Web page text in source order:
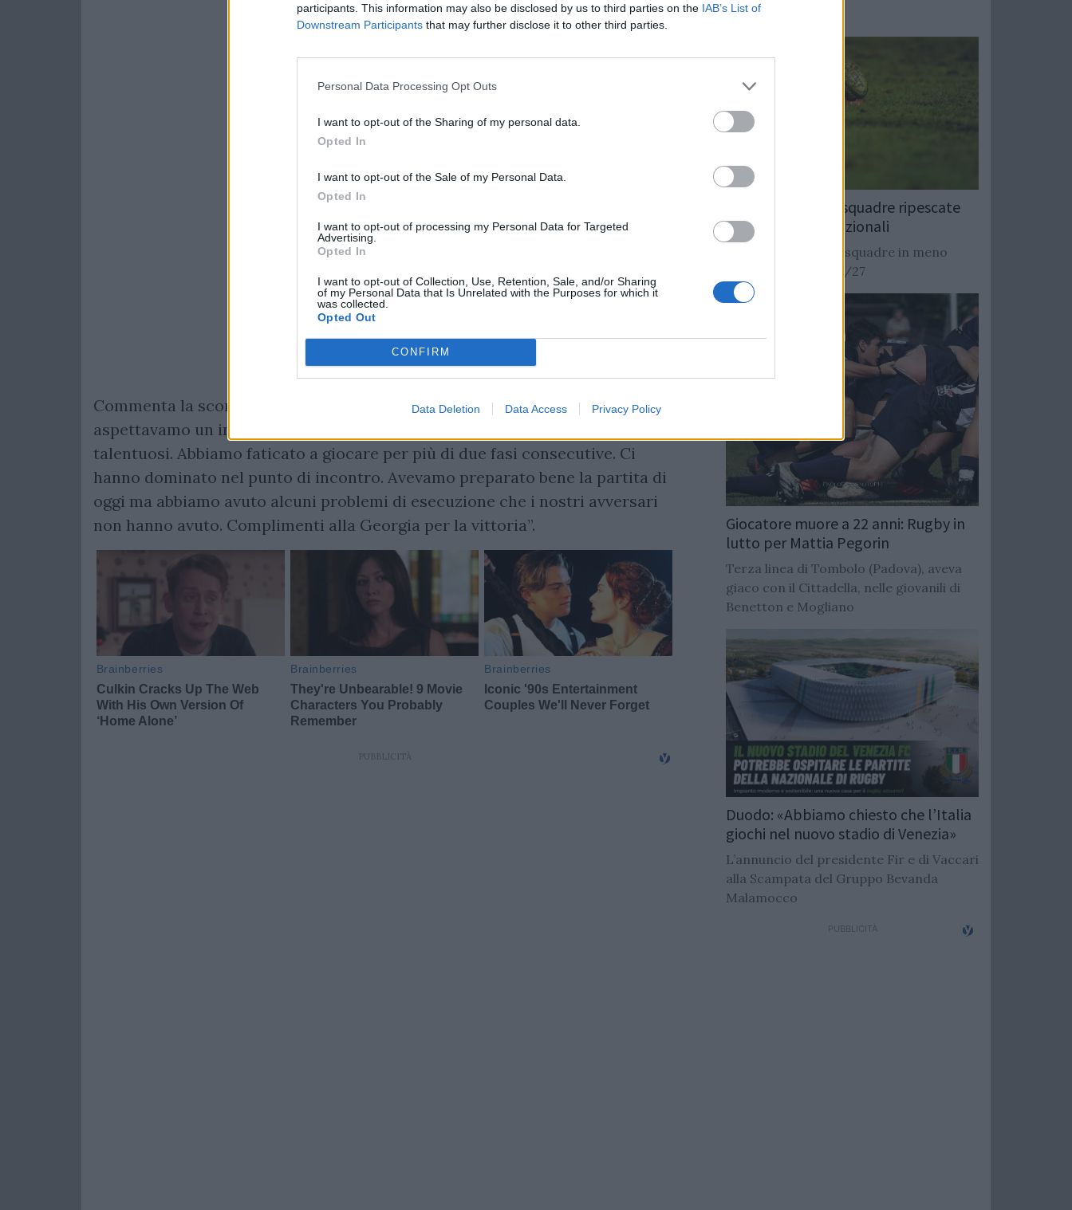
participants. This information may also be disclosed by us to third parties on the IAB’s List of
Downstream Participants that may further disclose it to other third parties.
Personal Data Processing Opt Outs
I want to opt-out of the Sharing of my personal data.
Opted In
I want to opt-out of the Sale of my Personal Data.
Opted In
I want to opt-out of processing my Personal Data for Targeted
Advertising.
Opted In
I want to opt-out of Collection, Use, Retention, Sale, and/or Sharing
of my Personal Data that Is Unrelated with the Purposes for which it
was collected.
Opted Out
CONFIRM
Data Deletion Data Access Privacy Policy
Commenta la sconfitta per 28-19 il CT dell’ItaliaKieran Crowley . “Ci
aspettavamo un incontro duro, fisico e con il reparto dei trequarti molto
talentuosi. Abbiamo faticato a giocare per più di due fasi consecutive. Ci
hanno dominato nel punto di incontro. Avevamo preparato bene la partita di
oggi ma abbiamo avuto alcuni problemi di esecuzione che i nostri avversari
non hanno avuto. Complimenti alla Georgia per la vittoria”.
Rugby: Record di squadre ripescate
nei campionati nazionali
Si stimano oltre 20 squadre in meno
dalla stagione 2026/27
Giocatore muore a 22 anni: Rugby in
lutto per Mattia Pegorin
Terza linea di Tombolo (Padova), aveva
giaco con il Cittadella, nelle giovanili di
Benetton e Mogliano
Duodo: «Abbiamo chiesto che l’Italia
giochi nel nuovo stadio di Venezia»
L’annuncio del presidente Fir e di Vaccari
alla Scampata del Gruppo Bevanda
Malamocco